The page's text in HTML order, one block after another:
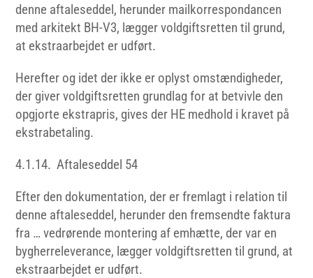
denne aftaleseddel, herunder mailkorrespondancen
med arkitekt BH-V3, lægger voldgiftsretten til grund,
at ekstraarbejdet er udført.
Herefter og idet der ikke er oplyst omstændigheder,
der giver voldgiftsretten grundlag for at betvivle den
opgjorte ekstrapris, gives der HE medhold i kravet på
ekstrabetaling.
4.1.14. Aftaleseddel 54
Efter den dokumentation, der er fremlagt i relation til
denne aftaleseddel, herunder den fremsendte faktura
fra … vedrørende montering af emhætte, der var en
bygherreleverance, lægger voldgiftsretten til grund, at
ekstraarbejdet er udført.